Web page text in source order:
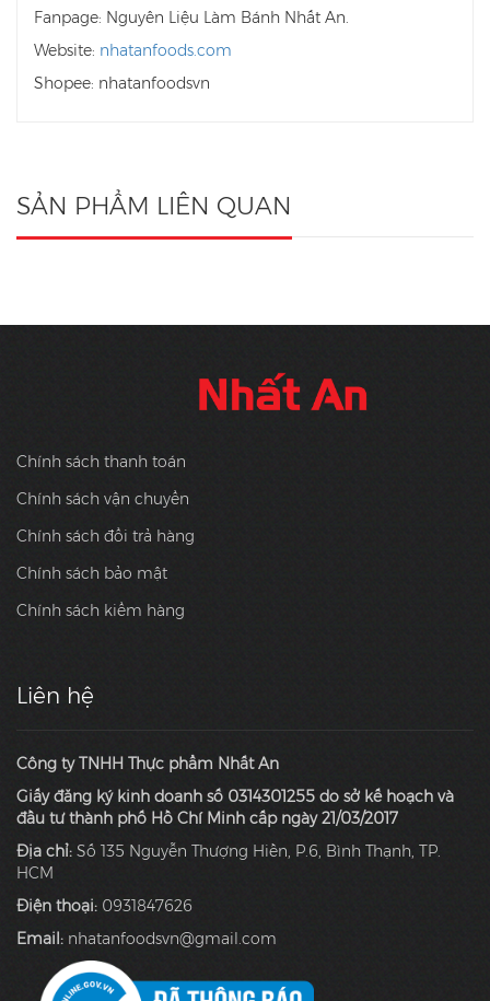
Fanpage: Nguyên Liệu Làm Bánh Nhất An.
Website: nhatanfoods.com
Shopee: nhatanfoodsvn
SẢN PHẨM LIÊN QUAN
Chính sách thanh toán
Chính sách vận chuyển
Chính sách đổi trả hàng
Chính sách bảo mật
Chính sách kiểm hàng
Liên hệ
Công ty TNHH Thực phẩm Nhất An
Giấy đăng ký kinh doanh số 0314301255 do sở kế hoạch và
đầu tư thành phố Hồ Chí Minh cấp ngày 21/03/2017
Địa chỉ: Số 135 Nguyễn Thượng Hiền, P.6, Bình Thạnh, TP.
HCM
Điện thoại: 0931847626
Email: nhatanfoodsvn@gmail.com